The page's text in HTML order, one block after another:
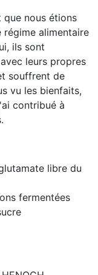
que nous étions
alimentaire
ils sont
leurs propres
souffrent de
vu les bienfaits,
contribué à
libre du
fermentées